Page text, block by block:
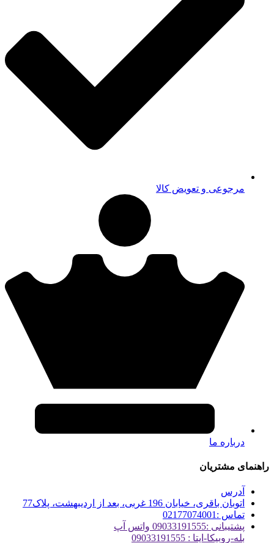
مرجوعی و تعویض کالا
درباره ما
راهنمای مشتریان
آدرس
اتوبان باقری، خیابان 196 غربی، بعد از اردیبهشت، پلاک77
تماس :02177074001
پشتیبانی :09033191555 واتس آپ
بله-روبیکا-ایتا : 09033191555